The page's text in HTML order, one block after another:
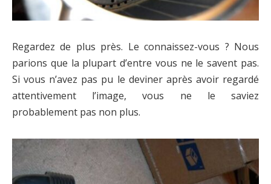
Regardez de plus près. Le connaissez-vous ? Nous
parions que la plupart d’entre vous ne le savent pas.
Si vous n’avez pas pu le deviner après avoir regardé
attentivement l’image, vous ne le saviez
probablement pas non plus.